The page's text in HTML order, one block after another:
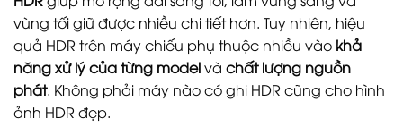
vùng tối giữ được nhiều chi tiết hơn. Tuy nhiên, hiệu
quả HDR trên máy chiếu phụ thuộc nhiều vào khả
năng xử lý của từng modelvà chất lượng nguồn
phát. Không phải máy nào có ghi HDR cũng cho hình
ảnh HDR đẹp.